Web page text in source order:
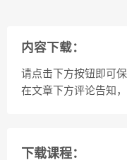
内容下载：
请点击下方按钮即可
在文章下方评论告知
下载课程：